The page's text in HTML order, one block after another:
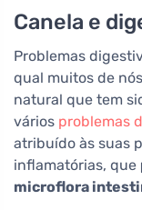
Canela e
Problemas
qual muitos de
natural que tem
vários problemas
atribuído às suas
inflamatórias, que
microflora